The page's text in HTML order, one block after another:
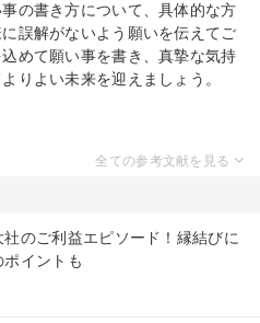
の書き方について、具体的な方
誤解がないよう願いを伝えてご
めて願い事を書き、真摯な気持
りよい未来を迎えましょう。
社のご利益エピソード！縁結びに
イントも